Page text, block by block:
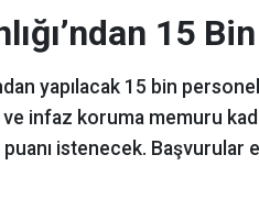
15
yapılacak 15 bin
infaz koruma memuru
istenecek. Başvurular